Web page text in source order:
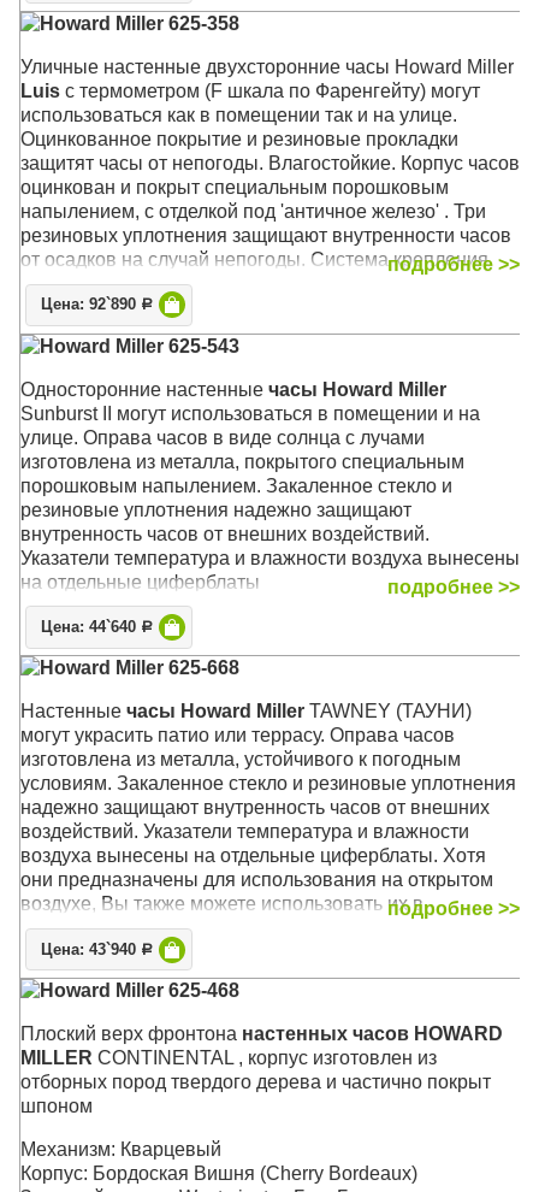
Howard Miller 625-358
Уличные настенные двухсторонние часы Howard Miller
Luis с термометром (F шкала по Фаренгейту) могут
использоваться как в помещении так и на улице.
Оцинкованное покрытие и резиновые прокладки
защитят часы от непогоды. Влагостойкие. Корпус часов
оцинкован и покрыт специальным порошковым
напылением, с отделкой под 'античное железо' . Три
резиновых уплотнения защищают внутренности часов
от осадков на случай непогоды. Система крепления
Вертлюги к декоративному настенному кронштейну
позволяют установить оптимальную видимость часов с
любого угла зрения.
Корпус: Чёрный стальной с оцинкованным креплением
Размер: 55 х 50 х 16 см; циферблат 38 см.
подробнее >>
Цена: 92`890 Р
Howard Miller 625-543
Односторонние настенные часы Howard Miller
Sunburst II могут использоваться в помещении и на
улице. Оправа часов в виде солнца с лучами
изготовлена из металла, покрытого специальным
порошковым напылением. Закаленное стекло и
резиновые уплотнения надежно защищают
внутренность часов от внешних воздействий.
Указатели температура и влажности воздуха вынесены
на отдельные циферблаты
Механизм: Кварцевый
Корпус: Металл (кованый), защитное стекло
Размер: 57 х 57 х 5 см
подробнее >>
Цена: 44`640 Р
Howard Miller 625-668
Настенные часы Howard Miller TAWNEY (ТАУНИ)
могут украсить патио или террасу. Оправа часов
изготовлена из металла, устойчивого к погодным
условиям. Закаленное стекло и резиновые уплотнения
надежно защищают внутренность часов от внешних
воздействий. Указатели температура и влажности
воздуха вынесены на отдельные циферблаты. Хотя
они предназначены для использования на открытом
воздухе, Вы также можете использовать их в
помещении, на кухне, в ванной или в любом другом
месте Вашего дома
Отделка корпуса выполнена в средних тонах
внутренним двориком или домашним декором. Белый
циферблат гармонирует с корпусом и контрастно
выделяет выпуклые черные арабские цифры, которые,
в свою очередь, прекрасно сочетаются с изящными
черными стрелками, создавая изысканный вид.
Изящные полуоружности дополнительных
подробнее >>
Цена: 43`940 Р
Howard Miller 625-468
Плоский верх фронтона настенных часов HOWARD
MILLER CONTINENTAL , корпус изготовлен из
отборных пород твердого дерева и частично покрыт
шпоном
Механизм: Кварцевый
Корпус: Бордоская Вишня (Cherry Bordeaux)